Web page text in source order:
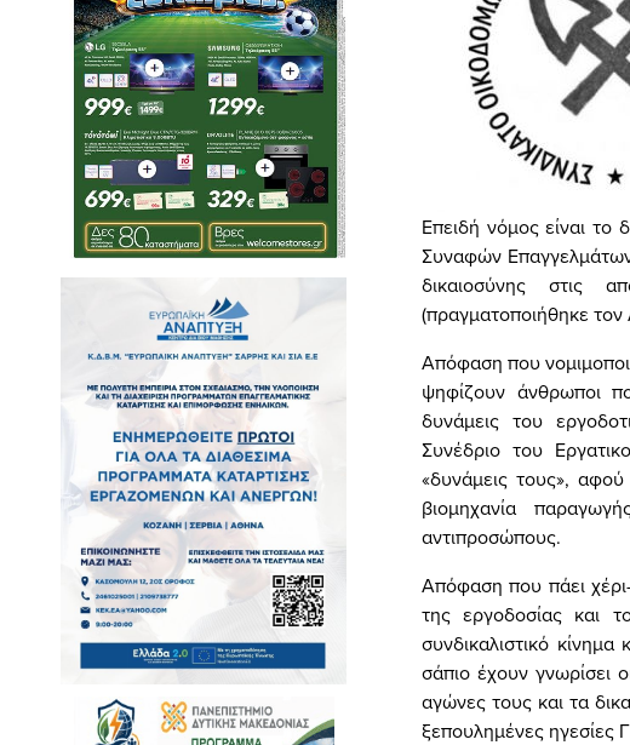
Επειδή νόμος είναι το
Συναφών
δικαιοσύνης στις
(πραγματοποιήθηκε τον
Απόφαση που
ψηφίζουν άνθρωποι
δυνάμεις του
Συνέδριο του
«δυνάμεις τους»,
βιομηχανία
αντιπροσώπους.
Απόφαση που πάει
της εργοδοσίας και
συνδικαλιστικό
σάπιο έχουν γνωρίσει
αγώνες τους και τα
ξεπουλημένες